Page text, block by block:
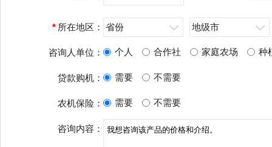
* 所在地区： 省份 地级市
咨询人单位： 个人 合作社 家庭农场 种
贷款购机： 需要 不需要
农机保险： 需要 不需要
咨询内容：